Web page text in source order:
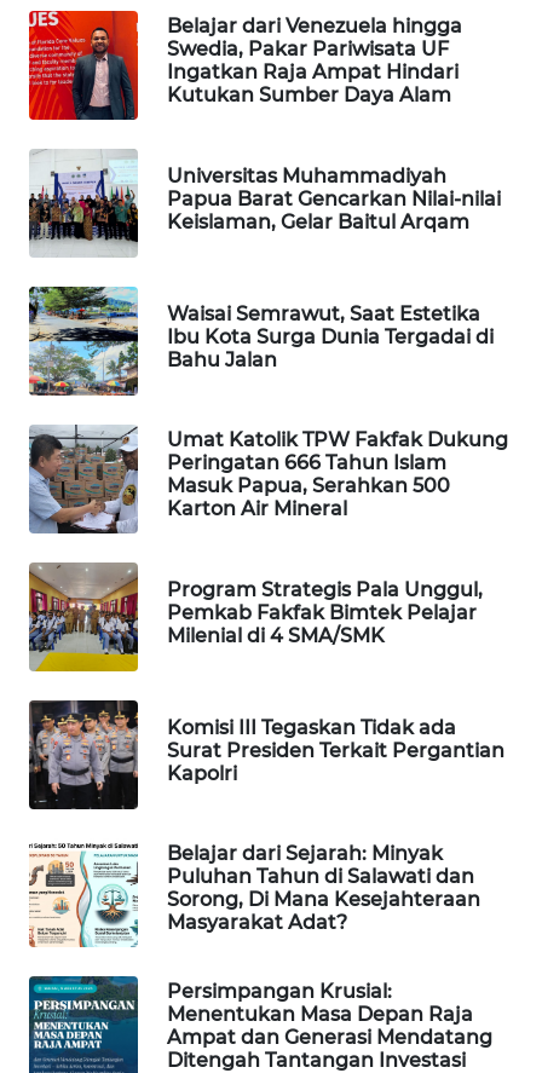
Belajar dari Venezuela hingga
Swedia, Pakar Pariwisata UF
Ingatkan Raja Ampat Hindari
Kutukan Sumber Daya Alam
Universitas Muhammadiyah
Papua Barat Gencarkan Nilai-nilai
Keislaman, Gelar Baitul Arqam
Waisai Semrawut, Saat Estetika
Ibu Kota Surga Dunia Tergadai di
Bahu Jalan
Umat Katolik TPW Fakfak Dukung
Peringatan 666 Tahun Islam
Masuk Papua, Serahkan 500
Karton Air Mineral
Program Strategis Pala Unggul,
Pemkab Fakfak Bimtek Pelajar
Milenial di 4 SMA/SMK
Komisi III Tegaskan Tidak ada
Surat Presiden Terkait Pergantian
Kapolri
Belajar dari Sejarah: Minyak
Puluhan Tahun di Salawati dan
Sorong, Di Mana Kesejahteraan
Masyarakat Adat?
Persimpangan Krusial:
Menentukan Masa Depan Raja
Ampat dan Generasi Mendatang
Ditengah Tantangan Investasi
PORTAL
KONSUMEN
ALPERKLINAS
FORJASIDA
TAMBANG
NEWS
NEWS
SIDIKALANG
NEWS
SIBARAGAS
NEWS
SIANTAR
NEWS
METRO
NEWS
METRO
JAKARTA
KRT
NEWS